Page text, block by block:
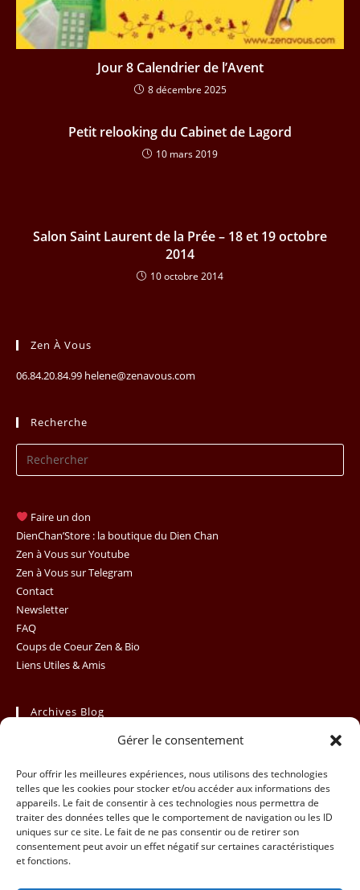
Gérer le consentement
Pour offrir les meilleures expériences, nous utilisons des technologies
telles que les cookies pour stocker et/ou accéder aux informations des
appareils. Le fait de consentir à ces technologies nous permettra de
traiter des données telles que le comportement de navigation ou les ID
uniques sur ce site. Le fait de ne pas consentir ou de retirer son
consentement peut avoir un effet négatif sur certaines caractéristiques
et fonctions.
Jour 8 Calendrier de l’Avent
8 décembre 2025
Petit relooking du Cabinet de Lagord
10 mars 2019
Salon Saint Laurent de la Prée – 18 et 19 octobre
2014
10 octobre 2014
Zen À Vous
06.84.20.84.99 helene@zenavous.com
Recherche
Faire un don
DienChan’Store : la boutique du Dien Chan
Zen à Vous sur Youtube
Zen à Vous sur Telegram
Contact
Newsletter
FAQ
Coups de Coeur Zen & Bio
Liens Utiles & Amis
Archives Blog
Sélectionner un mois